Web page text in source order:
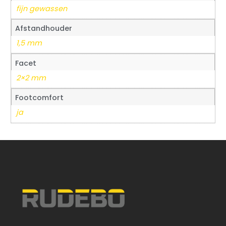
fijn gewassen
Afstandhouder
1,5 mm
Facet
2×2 mm
Footcomfort
ja